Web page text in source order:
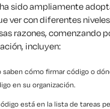
sido ampliamente
ver con diferentes
razones, comenzando
incluyen:
saben cómo firmar código o
en su organización.
está en la lista de tareas